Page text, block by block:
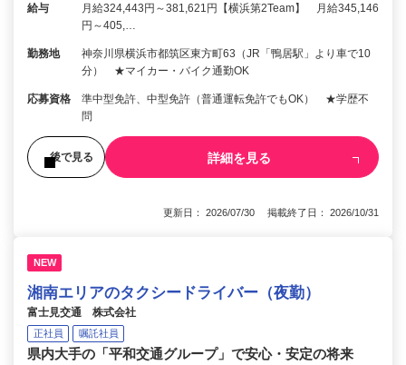
給与
月給324,443円～381,621円【横浜第2Team】 月給345,146
円～405,…
勤務地
神奈川県横浜市都筑区東方町63（JR「鴨居駅」より車で10
分） ★マイカー・バイク通勤OK
応募資格
準中型免許、中型免許（普通運転免許でもOK） ★学歴不
問
後で見る 詳細を見る
更新日： 2026/07/30 掲載終了日： 2026/10/31
NEW
湘南エリアのタクシードライバー（夜勤）
富士見交通 株式会社
正社員 嘱託社員
県内大手の「平和交通グループ」で安心・安定の将来